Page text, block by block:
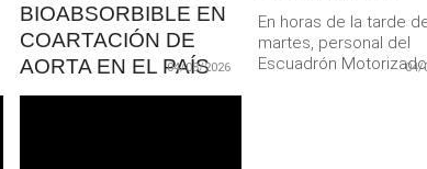
BIOABSORBIBLE EN
COARTACIÓN DE
AORTA EN EL PAÍS
En un procedimiento de alta
04/08/2026
En horas de la tarde
martes, personal del
Escuadrón Motorizado
04/